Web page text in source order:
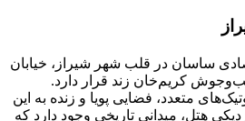
ساسان در قلب شهر شیراز، خیابان
کریم‌خان زند قرار دارد.
متعدد، فضایی پویا و زنده به این
هتل، میدانی تاریخی وجود دارد که